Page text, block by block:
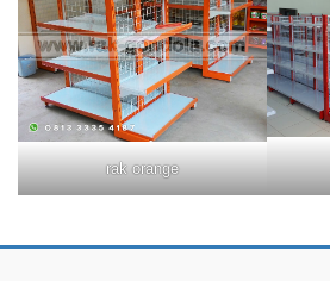
rak orange